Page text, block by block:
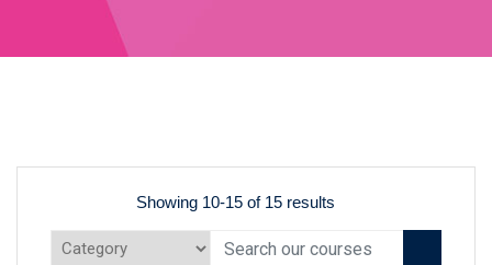
Showing 10-15 of 15 results